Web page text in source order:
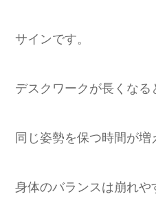
サインです。
デスクワークが長くなる
同じ姿勢を保つ時間が増
身体のバランスは崩れや